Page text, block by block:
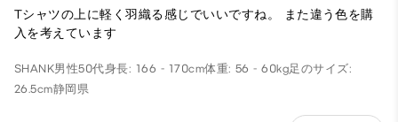
Tシャツの上に軽く羽織る感じでいいですね。 また違う色を購
入を考えています
SHANK男性50代身長: 166 - 170cm体重: 56 - 60kg足のサイズ:
26.5cm静岡県